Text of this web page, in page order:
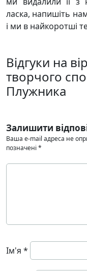
ласка, напишіть
і ми в найкоротші
Відгуки на
творчого
Плужника
Залишити
Ваша e-mail адреса не
позначені *
Ім'я *